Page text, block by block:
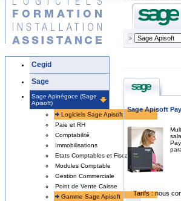
Cegid
Sage
Sage Apinégoce (Sage
Apisoft)
Logiciels Sage Apisoft
Paie et RH
Comptabilité
Immobilisations
Etats Comptables et Fiscaux
Modules Comptable
Gestion Commerciale
Point de Vente Caisse
Gamme Sage Apisoft
Sage Apisoft
Tarifs :nous